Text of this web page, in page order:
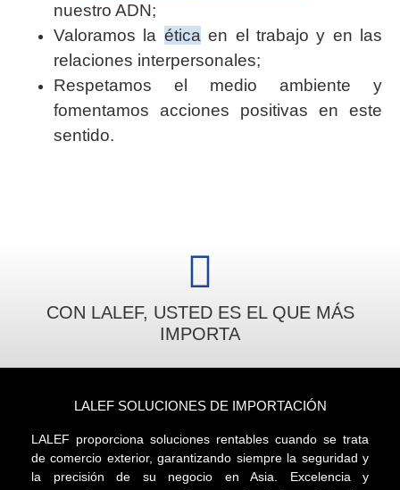
nuestro ADN;
Valoramos la éticaen el trabajo y en las
relaciones interpersonales;
Respetamos el medio ambiente y
fomentamos acciones positivas en este
sentido.
CON LALEF, USTED ES EL QUE MÁS
IMPORTA
LALEF SOLUCIONES DE IMPORTACIÓN
LALEF proporciona soluciones rentables cuando se trata
de comercio exterior, garantizando siempre la seguridad y
la precisión de su negocio en Asia. Excelencia y